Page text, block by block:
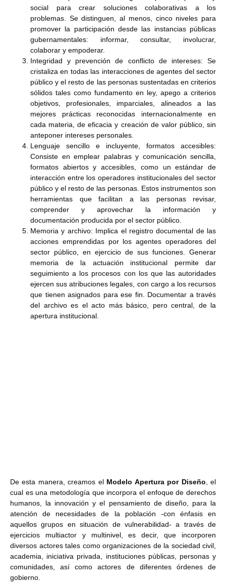
social para crear soluciones colaborativas a los
problemas. Se distinguen, al menos, cinco niveles para
promover la participación desde las instancias públicas
gubernamentales: informar, consultar, involucrar,
colaborar y empoderar.
Integridad y prevención de conflicto de intereses: Se
cristaliza en todas las interacciones de agentes del sector
público y el resto de las personas sustentadas en criterios
sólidos tales como fundamento en ley, apego a criterios
objetivos, profesionales, imparciales, alineados a las
mejores prácticas reconocidas internacionalmente en
cada materia, de eficacia y creación de valor público, sin
anteponer intereses personales.
Lenguaje sencillo e incluyente, formatos accesibles:
Consiste en emplear palabras y comunicación sencilla,
formatos abiertos y accesibles, como un estándar de
interacción entre los operadores institucionales del sector
público y el resto de las personas. Estos instrumentos son
herramientas que facilitan a las personas revisar,
comprender y aprovechar la información y
documentación producida por el sector público.
Memoria y archivo: Implica el registro documental de las
acciones emprendidas por los agentes operadores del
sector público, en ejercicio de sus funciones. Generar
memoria de la actuación institucional permite dar
seguimiento a los procesos con los que las autoridades
ejercen sus atribuciones legales, con cargo a los recursos
que tienen asignados para ese fin. Documentar a través
del archivo es el acto más básico, pero central, de la
apertura institucional.
De esta manera, creamos el Modelo Apertura por Diseño , el
cual es una metodología que incorpora el enfoque de derechos
humanos, la innovación y el pensamiento de diseño, para la
atención de necesidades de la población -con énfasis en
aquellos grupos en situación de vulnerabilidad- a través de
ejercicios multiactor y multinivel, es decir, que incorporen
diversos actores tales como organizaciones de la sociedad civil,
academia, iniciativa privada, instituciones públicas, personas y
comunidades, así como actores de diferentes órdenes de
gobierno.